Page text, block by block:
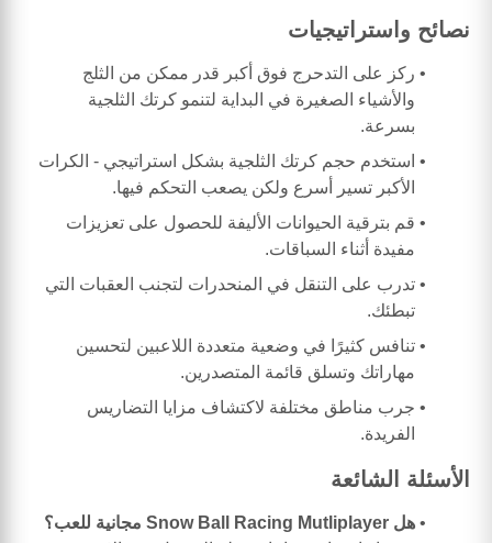
نصائح واستراتيجيات
ركز على التدحرج فوق أكبر قدر ممكن من الثلج
والأشياء الصغيرة في البداية لتنمو كرتك الثلجية
بسرعة.
استخدم حجم كرتك الثلجية بشكل استراتيجي - الكرات
الأكبر تسير أسرع ولكن يصعب التحكم فيها.
قم بترقية الحيوانات الأليفة للحصول على تعزيزات
مفيدة أثناء السباقات.
تدرب على التنقل في المنحدرات لتجنب العقبات التي
تبطئك.
تنافس كثيرًا في وضعية متعددة اللاعبين لتحسين
مهاراتك وتسلق قائمة المتصدرين.
جرب مناطق مختلفة لاكتشاف مزايا التضاريس
الفريدة.
الأسئلة الشائعة
هل Snow Ball Racing Mutliplayer مجانية للعب؟